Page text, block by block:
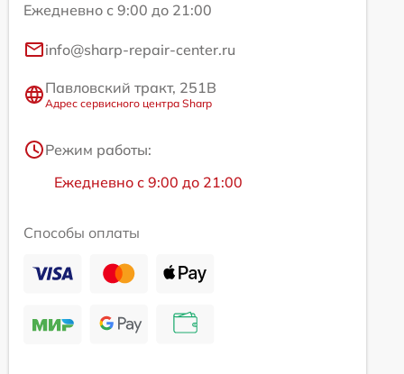
Ежедневно с 9:00 до 21:00
info@sharp-repair-center.ru
Павловский тракт, 251В
Адрес сервисного центра Sharp
Режим работы:
Ежедневно с 9:00 до 21:00
Способы оплаты